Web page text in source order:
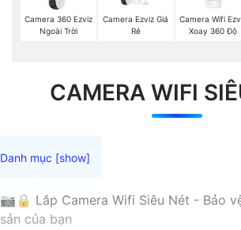
Camera 360 Ezviz
Ngoài Trời
Camera Ezviz Giá
Rẻ
Camera Wifi
Xoay 360 Độ
CAMERA WIFI
📷🔒 Lắp Camera Wifi Siêu Nét - Bảo
sản của bạn